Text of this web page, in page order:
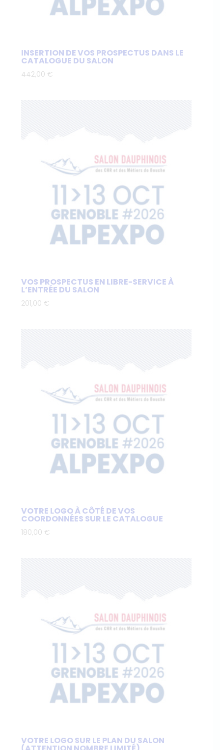
INSERTION DE VOS PROSPECTUS DANS LE
CATALOGUE DU SALON
442,00 €
VOS PROSPECTUS EN LIBRE-SERVICE À
L’ENTRÉE DU SALON
201,00 €
VOTRE LOGO À CÔTÉ DE VOS
COORDONNÉES SUR LE CATALOGUE
180,00 €
VOTRE LOGO SUR LE PLAN DU SALON